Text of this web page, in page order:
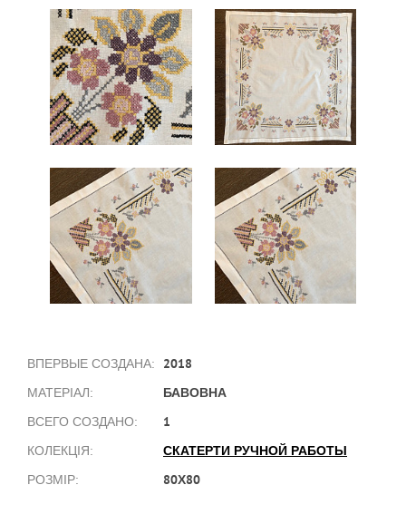
ВПЕРВЫЕ СОЗДАНА: 2018
МАТЕРІАЛ: БАВОВНА
ВСЕГО СОЗДАНО: 1
КОЛЕКЦІЯ: СКАТЕРТИ РУЧНОЙ РАБОТЫ
РОЗМІР: 80Х80